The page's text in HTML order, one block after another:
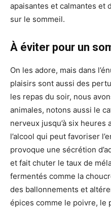
apaisantes et calmantes et
sur le sommeil.
À éviter pour un
On les adore, mais dans
plaisirs sont aussi des
les repas du soir, nous
animales, notons aussi le
nerveux jusqu’à six heures
l’alcool qui peut favoriser
provoque une sécrétion
et fait chuter le taux de
fermentés comme la
des ballonnements et
épices comme le poivre, le